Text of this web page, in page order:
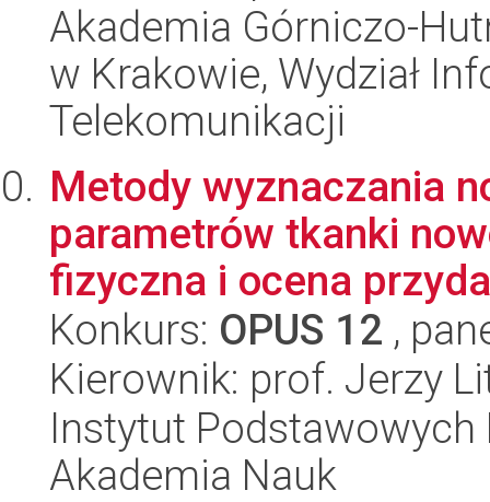
Akademia Górniczo-
w Krakowie, Wydział
Telekomunikacji
Metody wyznaczania
parametrów tkanki
fizyczna i ocena
Konkurs: OPUS 12 ,
Kierownik: prof. Jerzy
Instytut
Akademia Nauk